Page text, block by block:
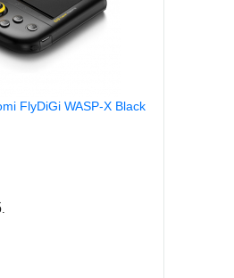
FlyDiGi WASP-X Black